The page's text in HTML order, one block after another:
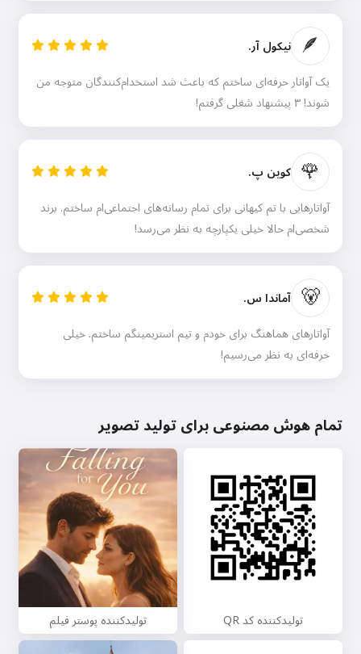
🪶 نیکول آر.
یک آواتار حرفه‌ای ساختم که باعث شد استخدام‌کنندگان متوجه من
شوند! ۳ پیشنهاد شغلی گرفتم!
🌹 کوین پ.
آواتارهایی با تم کیهانی برای تمام رسانه‌های اجتماعی‌ام ساختم. برند
شخصی‌ام حالا خیلی یکپارچه به نظر می‌رسد!
🐻 آماندا س.
آواتارهای هماهنگ برای خودم و تیم استریمینگم ساختم. خیلی
حرفه‌ای به نظر می‌رسیم!
تمام هوش مصنوعی برای تولید تصویر
تولیدکننده کد QR تولیدکننده پوستر فیلم